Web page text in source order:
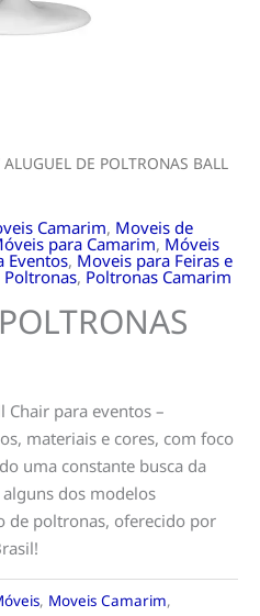
DE POLTRONAS BALL
Camarim, Moveis de
para Camarim, Móveis
Eventos, Moveis para Feiras e
Poltronas, Poltronas Camarim
para eventos –
materiais e cores, com foco
uma constante busca da
dos modelos
de poltronas, oferecido por
, Moveis Camarim,